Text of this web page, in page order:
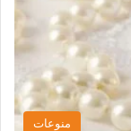
منوعات